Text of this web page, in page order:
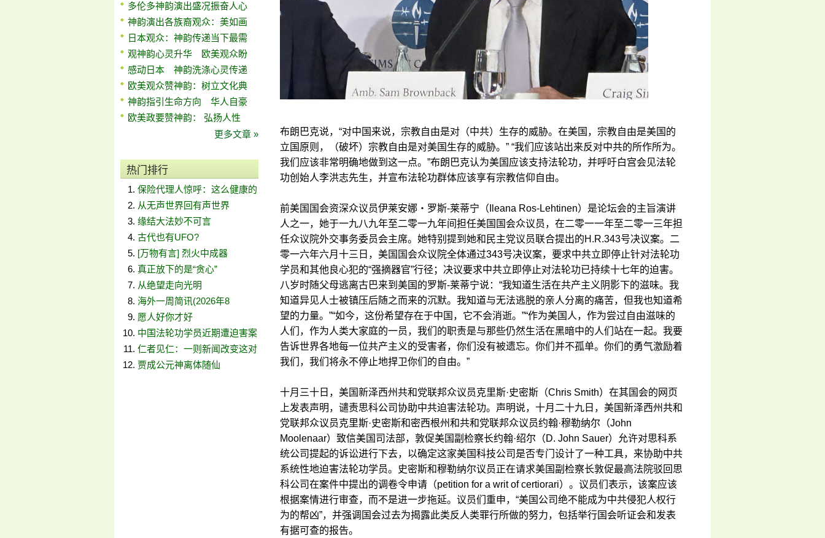
多伦多神韵演出盛况振奋人心
神韵演出各族裔观众：美如画
日本观众：神韵传递当下最需
观神韵心灵升华 欧美观众盼
感动日本 神韵洗涤心灵传递
欧美观众赞神韵：树立文化典
神韵指引生命方向 华人自豪
欧美政要赞神韵： 弘扬人性
更多文章 »
热门排行
保险代理人惊呼：这么健康的
从无声世界回有声世界
缘结大法妙不可言
古代也有UFO?
[万物有言] 烈火中成器
真正放下的是“贪心”
从绝望走向光明
海外一周简讯(2026年8
愿人好你才好
中国法轮功学员近期遭迫害案
仁者见仁：一则新闻改变这对
贾成公元神离体随仙
布朗巴克说，“对中国来说，宗教自由是对（中共）生存的威胁。在美国，宗教自由是美国的
立国原则，（破坏）宗教自由是对美国生存的威胁。” “我们应该站出来反对中共的所作所为。
我们应该非常明确地做到这一点。”布朗巴克认为美国应该支持法轮功，并呼吁白宫会见法轮
功创始人李洪志先生，并宣布法轮功群体应该享有宗教信仰自由。
前美国国会资深众议员伊莱安娜‧罗斯-莱蒂宁（Ileana Ros-Lehtinen）是论坛会的主旨演讲
人之一，她于一九八九年至二零一九年间担任美国国会众议员，在二零一一年至二零一三年担
任众议院外交事务委员会主席。她特别提到她和民主党议员联合提出的H.R.343号决议案。二
零一六年六月十三日，美国国会众议院全体通过343号决议案，要求中共立即停止针对法轮功
学员和其他良心犯的“强摘器官”行径；决议要求中共立即停止对法轮功已持续十七年的迫害。
八岁时随父母逃离古巴来到美国的罗斯-莱蒂宁说：“我知道生活在共产主义阴影下的滋味。我
知道异见人士被镇压后随之而来的沉默。我知道与无法逃脱的亲人分离的痛苦，但我也知道希
望的力量。”“如今，这份希望存在于中国，它不会消逝。”“作为美国人，作为尝过自由滋味的
人们，作为人类大家庭的一员，我们的职责是与那些仍然生活在黑暗中的人们站在一起。我要
告诉世界各地每一位共产主义的受害者，你们没有被遗忘。你们并不孤单。你们的勇气激励着
我们，我们将永不停止地捍卫你们的自由。”
十月三十日，美国新泽西州共和党联邦众议员克里斯·史密斯（Chris Smith）在其国会的网页
上发表声明，谴责思科公司协助中共迫害法轮功。声明说，十月二十九日，美国新泽西州共和
党联邦众议员克里斯·史密斯和密西根州和共和党联邦众议员约翰·穆勒纳尔（John
Moolenaar）致信美国司法部，敦促美国副检察长约翰·绍尔（D. John Sauer）允许对思科系
统公司提起的诉讼进行下去，以确定这家美国科技公司是否专门设计了一种工具，来协助中共
系统性地迫害法轮功学员。史密斯和穆勒纳尔议员正在请求美国副检察长敦促最高法院驳回思
科公司在案件中提出的调卷令申请（petition for a writ of certiorari）。议员们表示，该案应该
根据案情进行审查，而不是进一步拖延。议员们重申，“美国公司绝不能成为中共侵犯人权行
为的帮凶”，并强调国会过去为揭露此类反人类罪行所做的努力，包括举行国会听证会和发表
有据可查的报告。